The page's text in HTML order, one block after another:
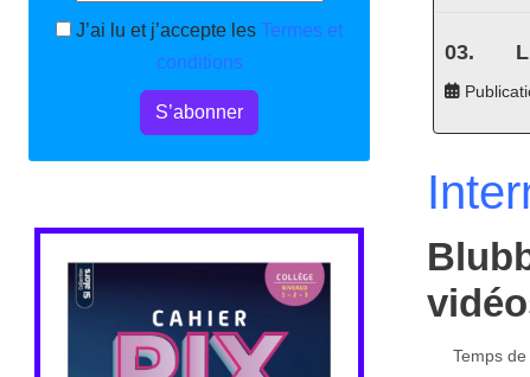
J’ai lu et j’accepte les Termes et
conditions
S’abonner
Temps